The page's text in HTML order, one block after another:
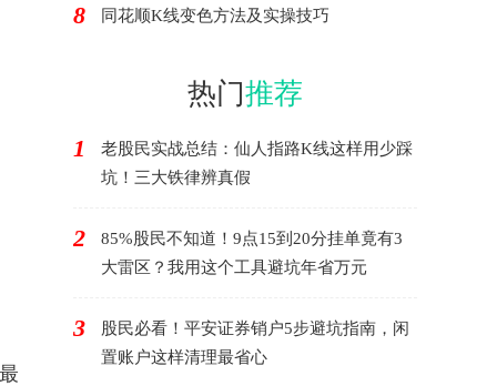
8 同花顺K线变色方法及实操技巧
热门推荐
1
老股民实战总结：仙人指路K线这样用少踩
坑！三大铁律辨真假
2
85%股民不知道！9点15到20分挂单竟有3
大雷区？我用这个工具避坑年省万元
3
股民必看！平安证券销户5步避坑指南，闲
置账户这样清理最省心